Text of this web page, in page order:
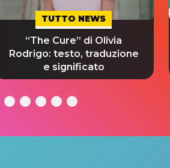
TUTTO NEWS
“The Cure” di Olivia
Rodrigo: testo, traduzione
e significato